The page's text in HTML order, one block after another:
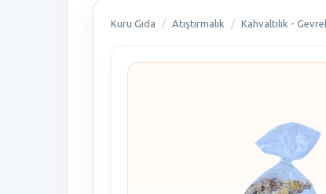
Kuru Gıda Atıştırmalık Kahvaltılık -